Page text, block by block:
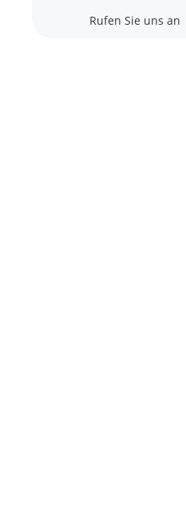
Rufen Sie uns an